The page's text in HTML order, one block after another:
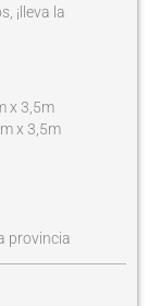
¡lleva la
x 3,5m
x 3,5m
provincia